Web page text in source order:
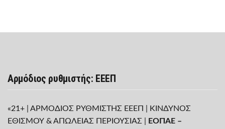
Αρμόδιος ρυθμιστής: ΕΕΕΠ
«21+ | ΑΡΜΟΔΙΟΣ ΡΥΘΜΙΣΤΗΣ ΕΕΕΠ | ΚΙΝΔΥΝΟΣ
ΕΘΙΣΜΟΥ & ΑΠΩΛΕΙΑΣ ΠΕΡΙΟΥΣΙΑΣ |
ΕΟΠΑΕ –